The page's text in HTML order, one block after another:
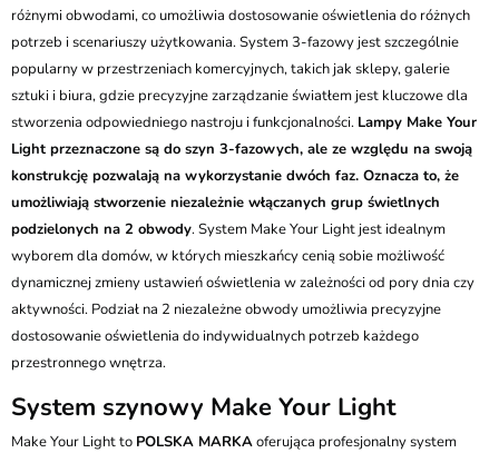
różnymi obwodami, co umożliwia dostosowanie oświetlenia do różnych
potrzeb i scenariuszy użytkowania. System 3-fazowy jest szczególnie
popularny w przestrzeniach komercyjnych, takich jak sklepy, galerie
sztuki i biura, gdzie precyzyjne zarządzanie światłem jest kluczowe dla
stworzenia odpowiedniego nastroju i funkcjonalności. Lampy Make Your
Light przeznaczone są do szyn 3-fazowych, ale ze względu na swoją
konstrukcję pozwalają na wykorzystanie dwóch faz. Oznacza to, że
umożliwiają stworzenie niezależnie włączanych grup świetlnych
podzielonych na 2 obwody. System Make Your Light jest idealnym
wyborem dla domów, w których mieszkańcy cenią sobie możliwość
dynamicznej zmieny ustawień oświetlenia w zależności od pory dnia czy
aktywności. Podział na 2 niezależne obwody umożliwia precyzyjne
dostosowanie oświetlenia do indywidualnych potrzeb każdego
przestronnego wnętrza.
System szynowy Make Your Light
Make Your Light to POLSKA MARKAoferująca profesjonalny system